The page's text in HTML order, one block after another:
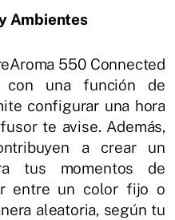
Ambientes
550 Connected
con una función de
configurar una hora
te avise. Además,
a crear un
tus momentos de
entre un color fijo o
aleatoria, según tu